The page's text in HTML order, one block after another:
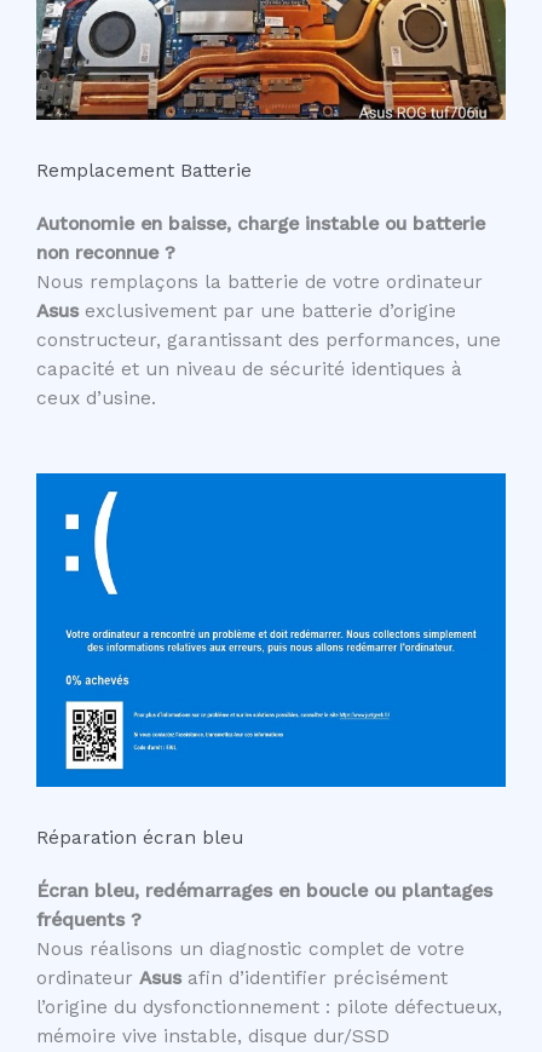
Remplacement Batterie
Autonomie en baisse, charge instable ou batterie
non reconnue ?
Nous remplaçons la batterie de votre ordinateur
Asusexclusivement par une batterie d’origine
constructeur, garantissant des performances, une
capacité et un niveau de sécurité identiques à
ceux d’usine.
Réparation écran bleu
Écran bleu, redémarrages en boucle ou plantages
fréquents ?
Nous réalisons un diagnostic complet de votre
ordinateur Asusafin d’identifier précisément
l’origine du dysfonctionnement : pilote défectueux,
mémoire vive instable, disque dur/SSD